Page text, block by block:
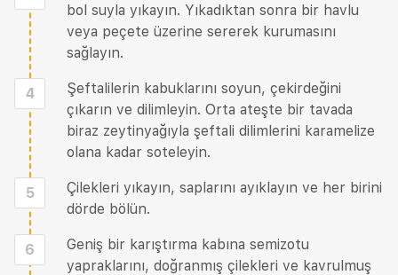
bol suyla yıkayın. Yıkadıktan sonra bir havlu
veya peçete üzerine sererek kurumasını
sağlayın.
4
Şeftalilerin kabuklarını soyun, çekirdeğini
çıkarın ve dilimleyin. Orta ateşte bir tavada
biraz zeytinyağıyla şeftali dilimlerini karamelize
olana kadar soteleyin.
5
Çilekleri yıkayın, saplarını ayıklayın ve her birini
dörde bölün.
6
Geniş bir karıştırma kabına semizotu
yapraklarını, doğranmış çilekleri ve kavrulmuş